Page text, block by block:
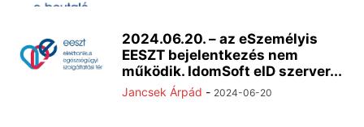
2024.06.20. – az eSzemélyis
EESZT bejelentkezés nem
működik. IdomSoft eID szerver...
Jancsek Árpád - 2024-06-20